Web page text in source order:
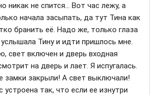
никак не спится... Вот час лежу, а
начала засыпать, да тут Тина как
бранить её. Надо же, только глаза
Тину и идти пришлось мне.
свет включен и дверь входная
на дверь и лает. Я испугалась.
замки закрыли! А свет выключали!
устроена так, что если ее изнутри